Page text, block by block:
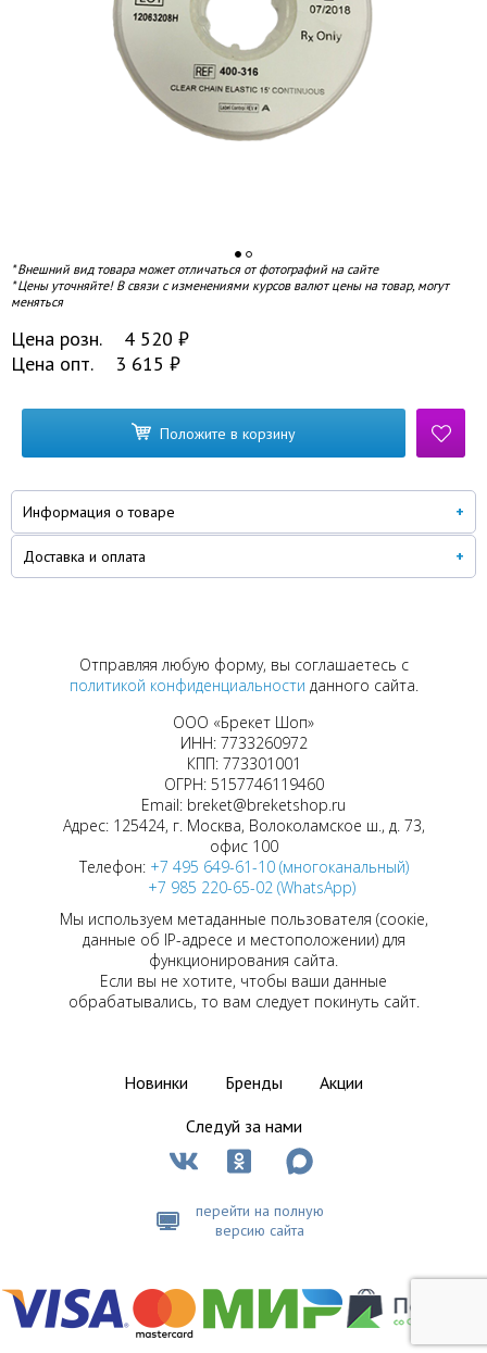
* Внешний вид товара может отличаться от фотографий на сайте
* Цены уточняйте! В связи с изменениями курсов валют цены на товар, могут
меняться
Цена розн. 4 520 ₽
Цена опт.
3 615 ₽
Положите в корзину
Информация о товаре
Доставка и оплата
Отправляя любую форму, вы соглашаетесь с
политикой конфиденциальности данного сайта.
ООО «Брекет Шоп»
ИНН: 7733260972
КПП: 773301001
ОГРН: 5157746119460
Email: breket@breketshop.ru
Адрес: 125424, г. Москва, Волоколамское ш., д. 73,
офис 100
Телефон: +7 495 649-61-10 (многоканальный)
+7 985 220-65-02 (WhatsApp)
Мы используем метаданные пользователя (соокіе,
данные об IP-адресе и местоположении) для
функционирования сайта.
Если вы не хотите, чтобы ваши данные
обрабатывались, то вам следует покинуть сайт.
Новинки Бренды
Акции
Следуй за нами
перейти на полную
версию сайта